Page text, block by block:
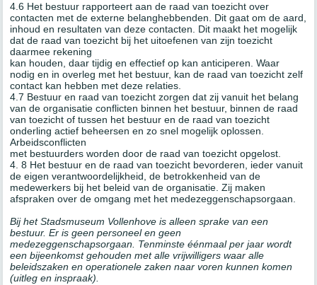
4.6 Het bestuur rapporteert aan de raad van toezicht over
contacten met de externe belanghebbenden. Dit gaat om de aard,
inhoud en resultaten van deze contacten. Dit maakt het mogelijk
dat de raad van toezicht bij het uitoefenen van zijn toezicht
daarmee rekening
kan houden, daar tijdig en effectief op kan anticiperen. Waar
nodig en in overleg met het bestuur, kan de raad van toezicht zelf
contact kan hebben met deze relaties.
4.7 Bestuur en raad van toezicht zorgen dat zij vanuit het belang
van de organisatie conflicten binnen het bestuur, binnen de raad
van toezicht of tussen het bestuur en de raad van toezicht
onderling actief beheersen en zo snel mogelijk oplossen.
Arbeidsconflicten
met bestuurders worden door de raad van toezicht opgelost.
4. 8 Het bestuur en de raad van toezicht bevorderen, ieder vanuit
de eigen verantwoordelijkheid, de betrokkenheid van de
medewerkers bij het beleid van de organisatie. Zij maken
afspraken over de omgang met het medezeggenschapsorgaan.
Bij het Stadsmuseum Vollenhove is alleen sprake van een
bestuur. Er is geen personeel en geen
medezeggenschapsorgaan. Tenminste éénmaal per jaar wordt
een bijeenkomst gehouden met alle vrijwilligers waar alle
beleidszaken en operationele zaken naar voren kunnen komen
(uitleg en inspraak).